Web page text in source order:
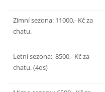
Zimní sezona: 11000,- Kč za
chatu.
Letní sezona: 8500,- Kč za
chatu. (4os)